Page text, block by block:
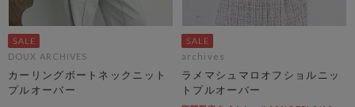
DOUX ARCHIVES
カーリングボートネックニット
プルオーバー
archives
ラメマシュマロオフショルニッ
トプルオーバー